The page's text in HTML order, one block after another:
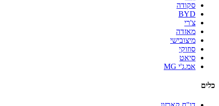
סקודה
BYD
צ'רי
מאזדה
מיצובישי
סוזוקי
סיאט
אמ.ג'י MG
כלים